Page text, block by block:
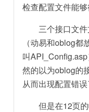
检查配置文件能够
三个接口文件
（动易和oblog
叫
然的以为oblog的
从而出现配置错误
但是在12页的